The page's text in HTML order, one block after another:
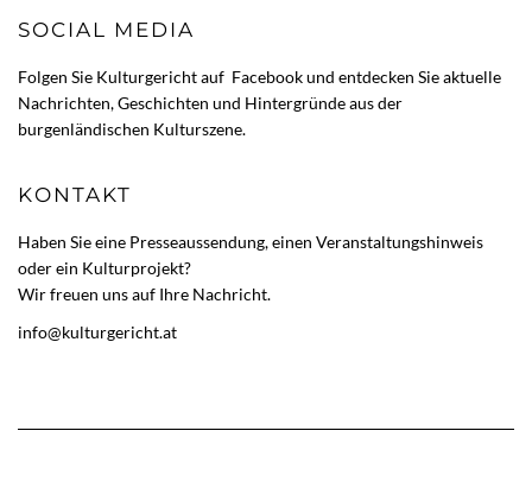
SOCIAL MEDIA
Folgen Sie Kulturgericht auf Facebookund entdecken Sie aktuelle
Nachrichten, Geschichten und Hintergründe aus der
burgenländischen Kulturszene.
KONTAKT
Haben Sie eine Presseaussendung, einen Veranstaltungshinweis
oder ein Kulturprojekt?
Wir freuen uns auf Ihre Nachricht.
info@kulturgericht.at